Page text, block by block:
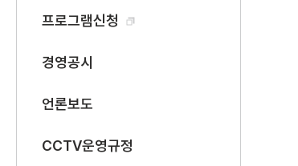
프로그램신청
경영공시
언론보도
CCTV운영규정